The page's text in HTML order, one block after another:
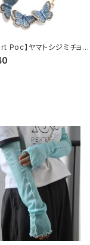
Poc】ヤマトシジミチョウ